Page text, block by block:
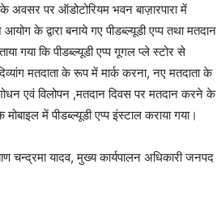
अवसर पर ऑडोटोरियम भवन बाज़ारपारा में
के द्वारा बनाये गए पीडब्ल्यूडी एप्प तथा मतदान
गया कि पीडब्ल्यूडी एप्प गूगल प्ले स्टोर से
मतदाता के रूप में मार्क करना, नए मतदाता के
एवं विलोपन ,मतदान दिवस पर मतदान करने के
में पीडब्ल्यूडी एप्प इंस्टाल कराया गया।
चन्द्रमा यादव, मुख्य कार्यपालन अधिकारी जनपद